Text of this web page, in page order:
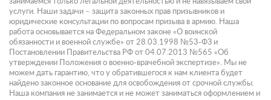
услуги. Наши задачи – защита законных прав призывников и
юридические консультации по вопросам призыва в армию. Наша
работа основывается на Федеральном законе «О воинской
обязанности и военной службе» от 28.03.1998 №53-ФЗ и
Постановлении Правительства РФ от 04.07.2013 №565 «Об
утверждении Положения о военно-врачебной экспертизе». Мы не
можем дать гарантию, что у обратившегося к нам клиента будет
найдено законное основание для освобождения от срочной службы.
Наша компания не занимается и не может заниматься оформлением и